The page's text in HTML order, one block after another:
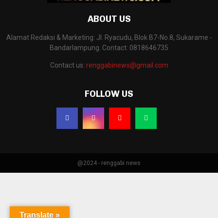
ABOUT US
Alamat Redaksi & Marketing: Jl. Ryacudu, Blok B7-No.8, Sukarame -
Bandarlampung. Contact: 0818646735
Contact us: renggabinews@gmail.com
FOLLOW US
@2024 - renggabi news
Translate »